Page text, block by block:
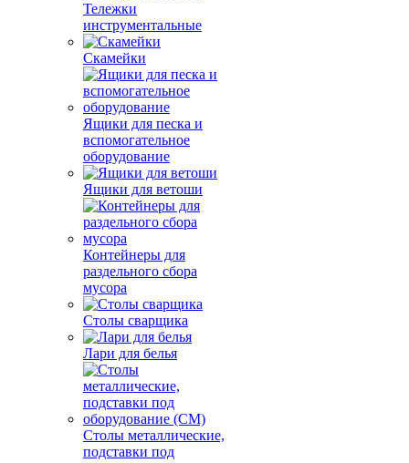
Тележки
инструментальные
Скамейки
Ящики для песка и
вспомогательное
оборудование
Ящики для ветоши
Контейнеры для
раздельного сбора
мусора
Столы сварщика
Лари для белья
Столы металлические,
подставки под